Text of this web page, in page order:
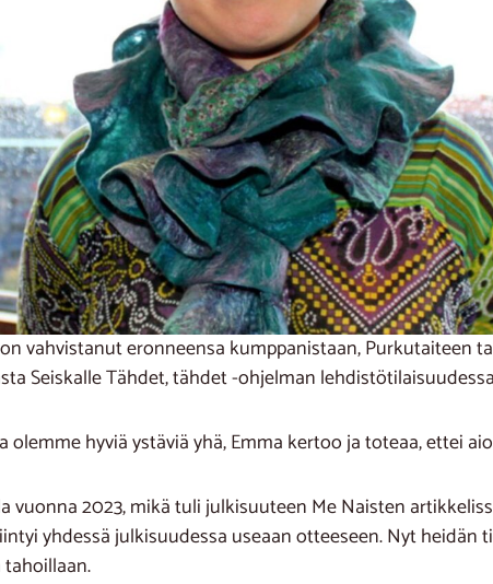
vahvistanut eronneensa kumppanistaan, Purkutaiteen
Seiskalle Tähdet, tähdet -ohjelman
olemme hyviä ystäviä yhä, Emma kertoo ja toteaa, ettei
vuonna 2023, mikä tuli julkisuuteen Me Naisten
yhdessä julkisuudessa useaan otteeseen. Nyt heidän